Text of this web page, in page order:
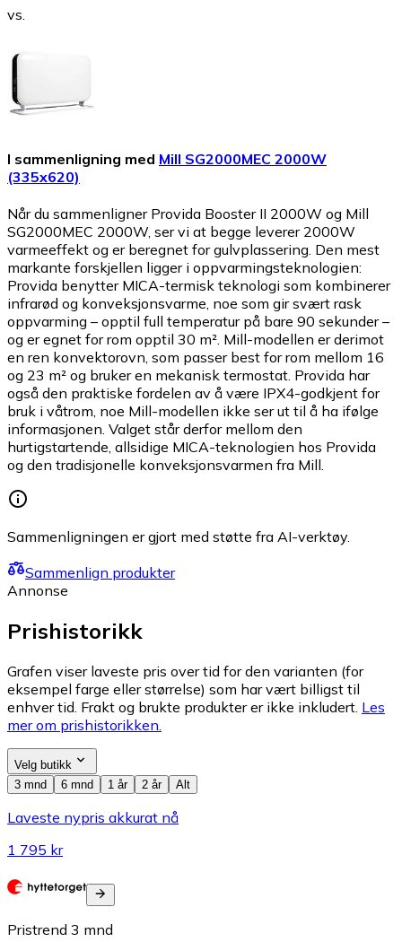
vs.
I sammenligning med Mill SG2000MEC 2000W
(335x620)
Når du sammenligner Provida Booster II 2000W og Mill
SG2000MEC 2000W, ser vi at begge leverer 2000W
varmeeffekt og er beregnet for gulvplassering. Den mest
markante forskjellen ligger i oppvarmingsteknologien:
Provida benytter MICA-termisk teknologi som kombinerer
infrarød og konveksjonsvarme, noe som gir svært rask
oppvarming – opptil full temperatur på bare 90 sekunder –
og er egnet for rom opptil 30 m². Mill-modellen er derimot
en ren konvektorovn, som passer best for rom mellom 16
og 23 m² og bruker en mekanisk termostat. Provida har
også den praktiske fordelen av å være IPX4-godkjent for
bruk i våtrom, noe Mill-modellen ikke ser ut til å ha ifølge
informasjonen. Valget står derfor mellom den
hurtigstartende, allsidige MICA-teknologien hos Provida
og den tradisjonelle konveksjonsvarmen fra Mill.
Sammenligningen er gjort med støtte fra AI-verktøy.
Sammenlign produkter
Annonse
Prishistorikk
Grafen viser laveste pris over tid for den varianten (for
eksempel farge eller størrelse) som har vært billigst til
enhver tid. Frakt og brukte produkter er ikke inkludert. Les
mer om prishistorikken.
Velg butikk
3 mnd
6 mnd 1 år 2 år Alt
Laveste nypris akkurat nå
1 795 kr
Pristrend 3 mnd